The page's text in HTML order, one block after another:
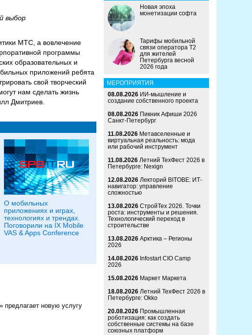
выбор
МТС, а вовлечение
программы
образовательных и
приложений ребята
свой творческий
нам сделать жизнь
Дмитриев.
О мобильных
приложениях и играх,
технологиях и трендах.
Поговорили на IX Mobile
VAS & Apps Conference
предлагает новую услугу
Новая эпоха
монетизации софта
Тарифы мобильной
связи оператора Т2
для жителей
Петербурга весной
2026 года
МЕРОПРИЯТИЯ
08.08.2026 ИИ-мышление и
создание собственного проекта
08.08.2026 Пикник Афиши 2026
Санкт-Петербург
11.08.2026 Метавселенные и
виртуальная реальность: мода
или рабочий инструмент
11.08.2026 Летний ТехФест 2026 в
Петербурге: Nexign
12.08.2026 Лекторий BITOBE: ИТ-
навигатор: управление
сложностью
13.08.2026 СтройТех 2026. Точки
роста: инструменты и решения.
Технологический переход в
строительстве
13.08.2026 Арктика – Регионы
2026
14.08.2026 Infostart CIO Camp
2026
15.08.2026 Маркет Маркета
18.08.2026 Летний ТехФест 2026 в
Петербурге: Okko
20.08.2026 Промышленная
роботизация: как создать
собственные системы на базе
союзных платформ